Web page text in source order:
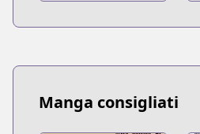
Manga consigliati